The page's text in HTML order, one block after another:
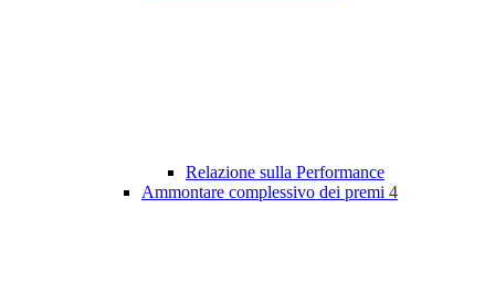
Relazione sulla Performance
Ammontare complessivo dei premi 4